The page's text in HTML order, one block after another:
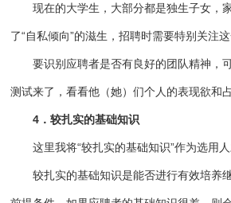
现在的大学生，大部分都是独生子女，
了“自私倾向”的滋生，招聘时需要特别关注这
要识别应聘者是否有良好的团队精神，
测试来了，看看他（她）们个人的表现欲和
4．较扎实的基础知识
这里我将“较扎实的基础知识”作为选用
较扎实的基础知识是能否进行有效培养